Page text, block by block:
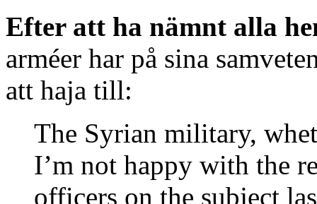
Efter att ha nämnt alla
arméer har på sina
att haja till:
The Syrian military,
I’m not happy with the
officers on the subject